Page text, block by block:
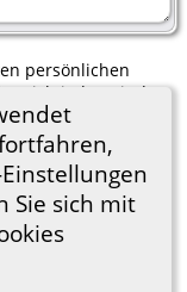
Sie sich mit
persönlichen
ich jederzeit den
zu löschen.
Sitebuilding
© 2001-2026.